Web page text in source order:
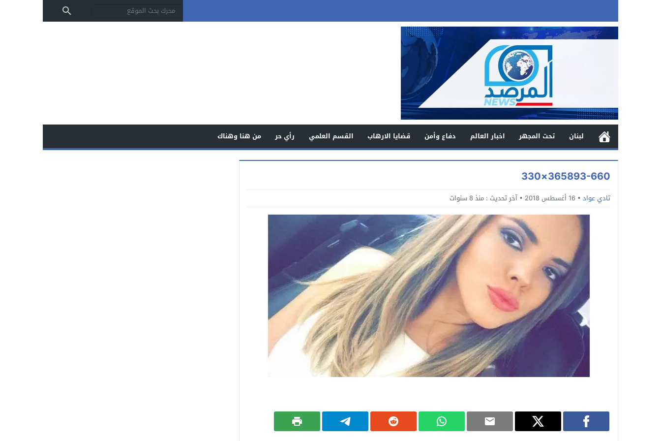
لبنان تحت المجهر اخبار العالم دفاع وأمن قضايا الارهاب القسم العلمي رأي حر من هنا وهناك
365893-660×330
تادي عواد 16 أغسطس 2018 آخر تحديث : منذ 8 سنوات